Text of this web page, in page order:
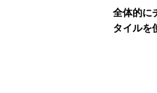
全体的に
タイルを